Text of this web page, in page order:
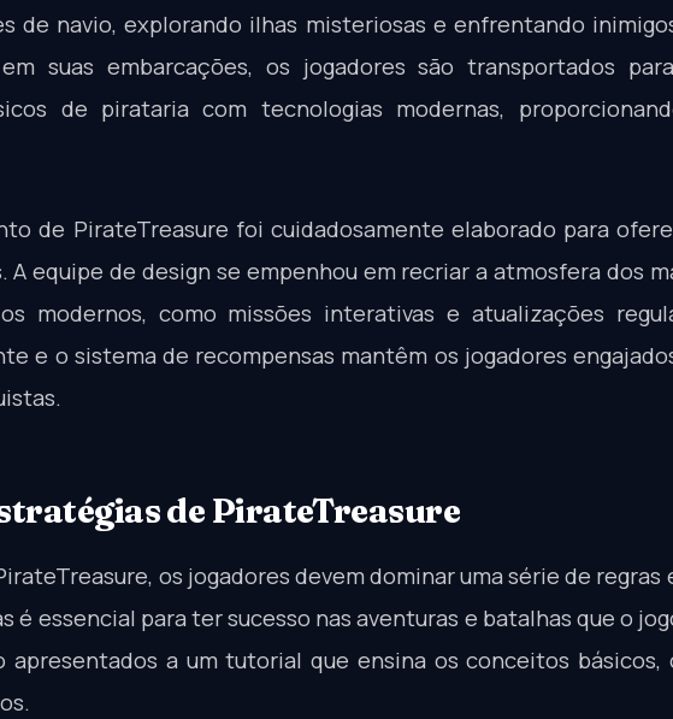
de navio, explorando ilhas misteriosas e enfrentando
suas embarcações, os jogadores são transportados
de pirataria com tecnologias modernas,
de PirateTreasure foi cuidadosamente elaborado para
A equipe de design se empenhou em recriar a atmosfera dos
modernos, como missões interativas e atualizações
e o sistema de recompensas mantêm os jogadores
de PirateTreasure
os jogadores devem dominar uma série de
é essencial para ter sucesso nas aventuras e batalhas que o
apresentados a um tutorial que ensina os conceitos básicos,